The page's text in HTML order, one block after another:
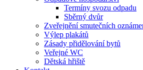
Termíny svozu odpadu
Sběrný dvůr
Zveřejnění smutečních
Výlep plakátů
Zásady přidělování bytů
Veřejné WC
Dětská hřiště